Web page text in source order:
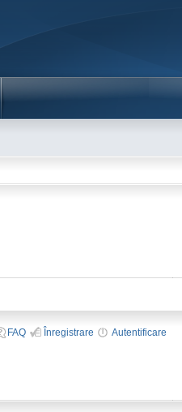
FAQ Înregistrare
Autentificare